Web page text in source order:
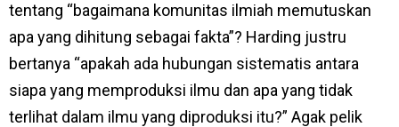
tentang “bagaimana komunitas ilmiah memutuskan
apa yang dihitung sebagai fakta”? Harding justru
bertanya “apakah ada hubungan sistematis antara
siapa yang memproduksi ilmu dan apa yang tidak
terlihat dalam ilmu yang diproduksi itu?” Agak pelik